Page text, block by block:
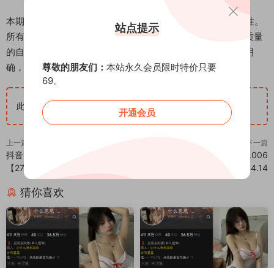
本期图集持续更新至2025年4月，保持内容的新鲜度与连贯性。
所有素材均体现博主在微密圈平台的一贯创作水准，通过高质量
的自拍套图满足观众的审美需求。整组资源画质精美且主题明
确，是了解该博主微密圈内容的代表性作品。
此隐藏内容仅限VIP查看 升级VIP
上一篇
抖音 小猫困困 微密圈 NO.005期
【27P2V】最新至：2025.4.13
下一篇
抖音 小雯胖几 铁粉空间 NO.006
期 【14P】最新至：2025.4.14
猜你喜欢
站点提示
尊敬的朋友们： 本站永久会员限时特价只要
69。
开通会员